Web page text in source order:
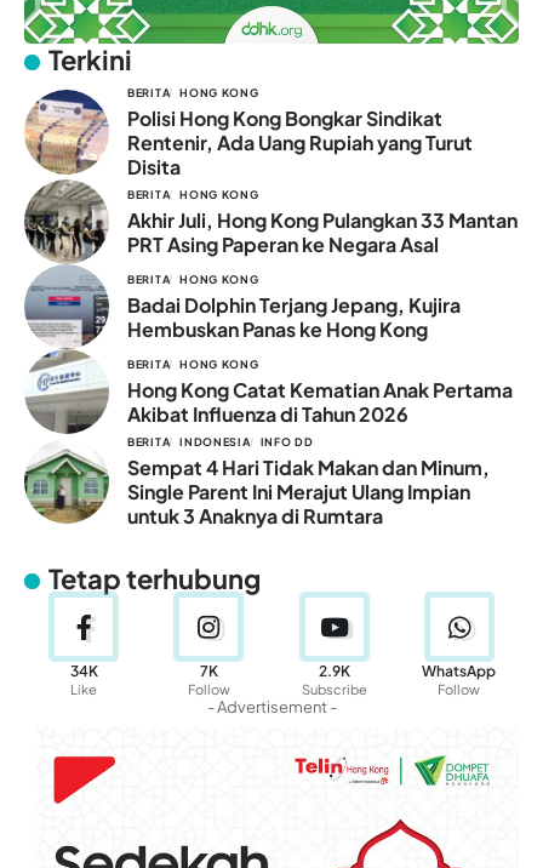
Terkini
BERITA HONG KONG
Polisi Hong Kong Bongkar Sindikat
Rentenir, Ada Uang Rupiah yang Turut
Disita
BERITA HONG KONG
Akhir Juli, Hong Kong Pulangkan 33 Mantan
PRT Asing Paperan ke Negara Asal
BERITA HONG KONG
Badai Dolphin Terjang Jepang, Kujira
Hembuskan Panas ke Hong Kong
BERITA HONG KONG
Hong Kong Catat Kematian Anak Pertama
Akibat Influenza di Tahun 2026
BERITA INDONESIA INFO DD
Sempat 4 Hari Tidak Makan dan Minum,
Single Parent Ini Merajut Ulang Impian
untuk 3 Anaknya di Rumtara
Tetap terhubung
34K
Like
7K
Follow
2.9K
Subscribe
WhatsApp
Follow
- Advertisement -